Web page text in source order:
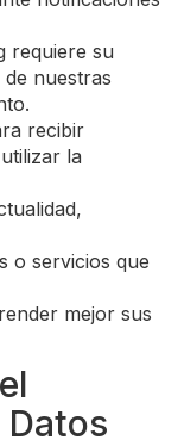
requiere su
nuestras
recibir
la
o servicios que
mejor sus